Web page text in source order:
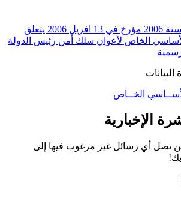
أمر عدد 1155 لسنة 2006 مؤرخ في 13 افريل 2006 يتعلق
الخاص لأعوان سلك أمن رئيس الدولة
الإخبارية
لن تصل أي رسائل غير مرغوب فيها إلى